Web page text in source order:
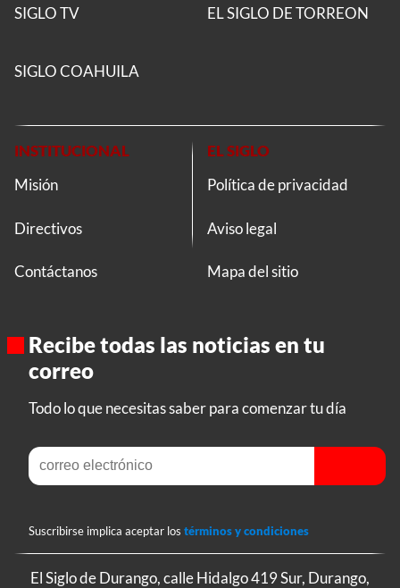
SIGLO TV EL SIGLO DE TORREON
SIGLO COAHUILA
INSTITUCIONAL
Misión
Directivos
Contáctanos
EL SIGLO
Política de privacidad
Aviso legal
Mapa del sitio
Recibe todas las noticias en tu
correo
Todo lo que necesitas saber para comenzar tu día
Suscribirse implica aceptar los términos y condiciones
El Siglo de Durango, calle Hidalgo 419 Sur, Durango,